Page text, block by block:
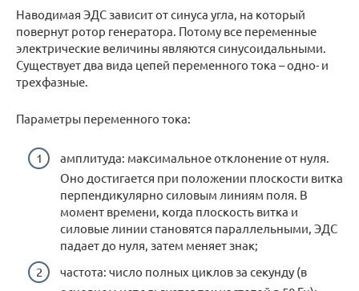
Наводимая ЭДС зависит от синуса угла, на который
повернут ротор генератора. Потому все переменные
электрические величины являются синусоидальными.
Существует два вида цепей переменного тока – одно- и
трехфазные.
Параметры переменного тока:
амплитуда: максимальное отклонение от нуля.
Оно достигается при положении плоскости витка
перпендикулярно силовым линиям поля. В
момент времени, когда плоскость витка и
силовые линии становятся параллельными, ЭДС
падает до нуля, затем меняет знак;
частота: число полных циклов за секунду (в